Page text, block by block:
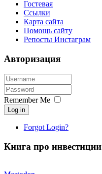
Гостевая
Ссылки
Карта сайта
Помощь сайту
Репосты Инстаграм
Авторизация
Remember Me
Log in
Forgot Login?
Книга про инвестиции